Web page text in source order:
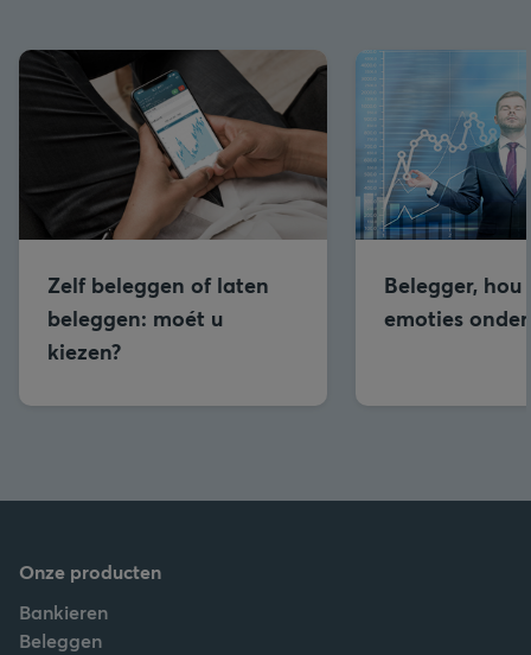
Zelf beleggen of laten
beleggen: moét u
kiezen?
Belegger, hou
emoties
Onze producten
Bankieren
Beleggen